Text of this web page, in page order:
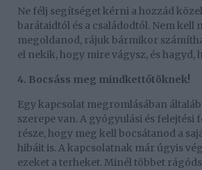
Ne félj segítséget kérni a hozzád
barátaidtól és a családodtól. Nem kell
megoldanod, rájuk bármikor
el nekik, hogy mire vágysz, és hagyd,
4. Bocsáss meg mindkettőtöknek!
Egy kapcsolat megromlásában
szerepe van. A gyógyulási és felejtési
része, hogy meg kell bocsátanod a
hibáit is. A kapcsolatnak már úgyis
ezeket a terheket. Minél többet